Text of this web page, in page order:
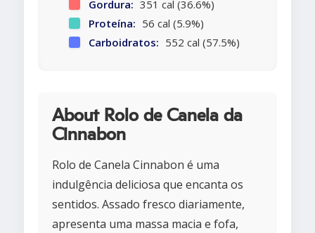
Gordura: 351 cal (36.6%)
Proteína: 56 cal (5.9%)
Carboidratos: 552 cal (57.5%)
About Rolo de Canela da
Cinnabon
Rolo de Canela Cinnabon é uma
indulgência deliciosa que encanta os
sentidos. Assado fresco diariamente,
apresenta uma massa macia e fofa,